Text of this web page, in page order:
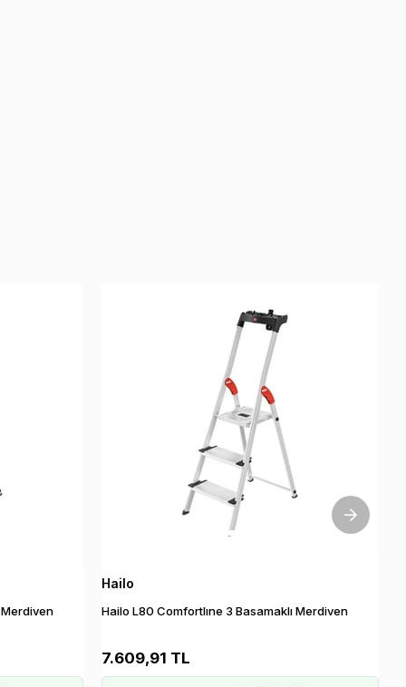
Merdiven
Hailo
Hailo L80 Comfortlıne 3 Basamaklı Merdiven
7.609,91 TL